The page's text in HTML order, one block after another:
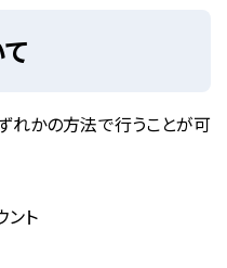
れかの方法で行うことが可
ント